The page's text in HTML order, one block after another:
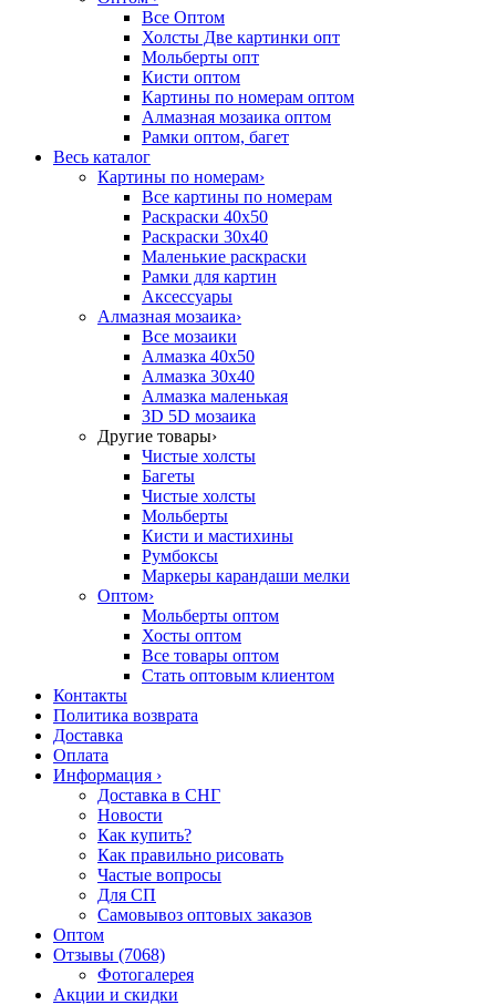
Все Оптом
Холсты Две картинки опт
Мольберты опт
Кисти оптом
Картины по номерам оптом
Алмазная мозаика оптом
Рамки оптом, багет
Весь каталог
Картины по номерам›
Все картины по номерам
Раскраски 40х50
Раскраски 30х40
Маленькие раскраски
Рамки для картин
Аксессуары
Алмазная мозаика›
Все мозаики
Алмазка 40х50
Алмазка 30х40
Алмазка маленькая
3D 5D мозаика
Другие товары›
Чистые холсты
Багеты
Чистые холсты
Мольберты
Кисти и мастихины
Румбоксы
Маркеры карандаши мелки
Оптом›
Мольберты оптом
Хосты оптом
Все товары оптом
Стать оптовым клиентом
Контакты
Политика возврата
Доставка
Оплата
Информация ›
Доставка в СНГ
Новости
Как купить?
Как правильно рисовать
Частые вопросы
Для СП
Самовывоз оптовых заказов
Оптом
Отзывы (7068)
Фотогалерея
Акции и скидки